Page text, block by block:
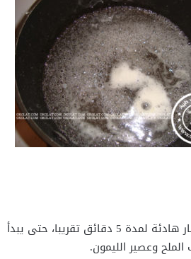
نضيف خليط النشا على مزيج السكر والماء. ثم نضع القدر على نار هادئة لمدة 5 دقائق تقريبا، حتى يبدأ
وعصير الليمون.